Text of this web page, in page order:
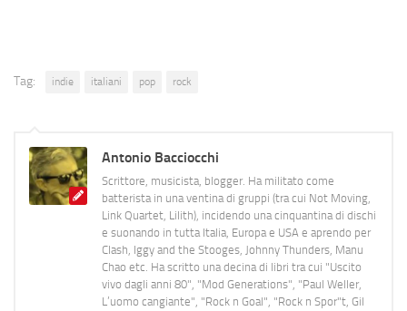
Tag: indie italiani pop rock
Antonio Bacciocchi
Scrittore, musicista, blogger. Ha militato come
batterista in una ventina di gruppi (tra cui Not Moving,
Link Quartet, Lilith), incidendo una cinquantina di dischi
e suonando in tutta Italia, Europa e USA e aprendo per
Clash, Iggy and the Stooges, Johnny Thunders, Manu
Chao etc. Ha scritto una decina di libri tra cui "Uscito
vivo dagli anni 80", "Mod Generations", "Paul Weller,
L’uomo cangiante", "Rock n Goal", "Rock n Spor"t, Gil